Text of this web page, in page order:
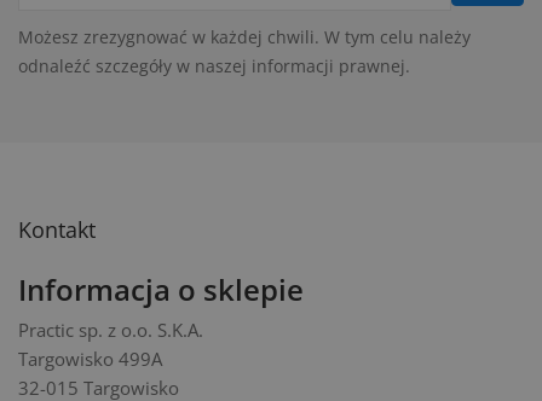
Możesz zrezygnować w każdej chwili. W tym celu należy
odnaleźć szczegóły w naszej informacji prawnej.
Kontakt
Informacja o sklepie
Practic sp. z o.o. S.K.A.
Targowisko 499A
32-015 Targowisko